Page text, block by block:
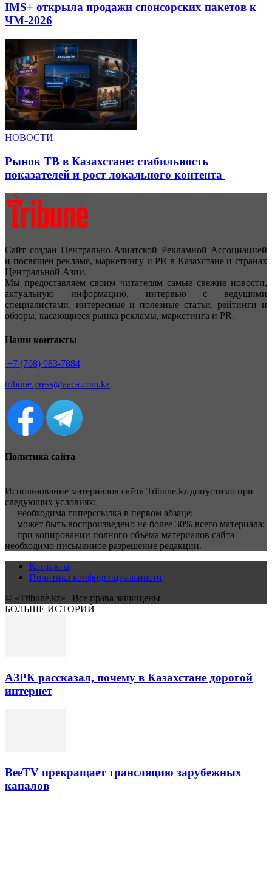
IMS+ открыла продажи спонсорских пакетов к
ЧМ-2026
НОВОСТИ
Рынок ТВ в Казахстане: стабильность
показателей и рост локального контента
Сайт создан Центрально-Азиатской Рекламной Ассоциацией
и посвящен рекламе, маркетингу и PR в Казахстане и странах
Центральной Азии.
Мы предоставляем своим читателям самые свежие новости,
актуальную информацию, интервью с ведущими
специалистами, интересные и полезные статьи, рейтинги и
обзоры, касающиеся рынка рекламы, маркетинга и PR.
Наши контакты
+7 (708) 983-7884
tribune.press@aaca.com.kz
Политика сайта
Использование материалов сайта Tribune.kz допустимо при
следующих условиях:
— необходима гиперссылка в первом абзаце;
— может быть воспроизведено не более 30% всего материала;
— при копировании полного объёма материалов сайта
необходимо письменное разрешение редакции.
Контакты
Политика конфиденциальности
© «Tribune.kz» | Все права защищены
БОЛЬШЕ ИСТОРИЙ
АЗРК рассказал, почему в Казахстане дорогой
интернет
BeeTV прекращает трансляцию зарубежных
каналов